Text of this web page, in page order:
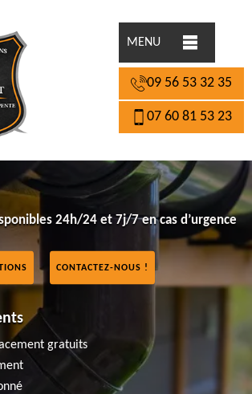
MENU
09 56 53 32 35
07 60 81 53 23
24h/24 et 7j/7 en cas d’urgence
CONTACTEZ-NOUS !
gratuits